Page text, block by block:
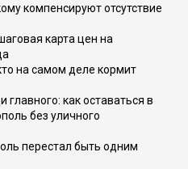
компенсируют отсутствие
карта цен на
на самом деле кормит
как оставаться в
без уличного
перестал быть одним